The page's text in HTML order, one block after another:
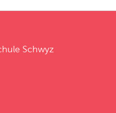
Schwyz